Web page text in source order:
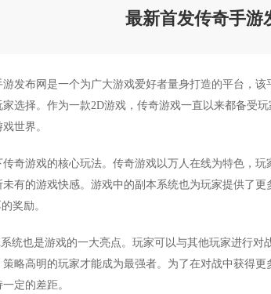
最新首发传奇手游
发布网是一个为广大游戏爱好者量身打造的平台，
选择。作为一款2D游戏，传奇游戏一直以来都备受
世界。
奇游戏的核心玩法。传奇游戏以万人在线为特色，
有的游戏快感。游戏中的副本系统也为玩家提供了
奖励。
统也是游戏的一大亮点。玩家可以与其他玩家进行
略高明的玩家才能成为最强者。为了在对战中获得
定的差距。